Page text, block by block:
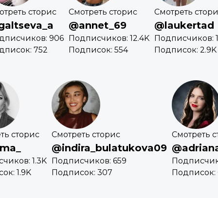
сторис
906
752
Смотреть сторис
@annet_69
Подписчиков: 12.4K
Подписок: 554
Смотреть
@laukertad
Подписчиков:
Подписок: 2.9K
сторис
1.3K
1.9K
Смотреть сторис
@indira_bulatukova09
Подписчиков: 659
Подписок: 307
Смотреть
Подписок: